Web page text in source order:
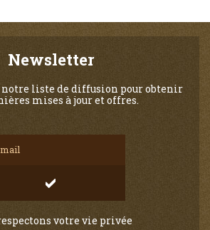
Newsletter
notre liste de diffusion pour obtenir
mises à jour et offres.
votre vie privée